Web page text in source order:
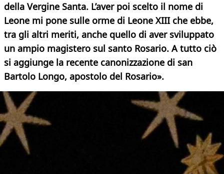
della Vergine Santa. L’aver poi scelto il nome di
Leone mi pone sulle orme di Leone XIII che ebbe,
tra gli altri meriti, anche quello di aver sviluppato
un ampio magistero sul santo Rosario. A tutto ciò
si aggiunge la recente canonizzazione di san
Bartolo Longo, apostolo del Rosario».